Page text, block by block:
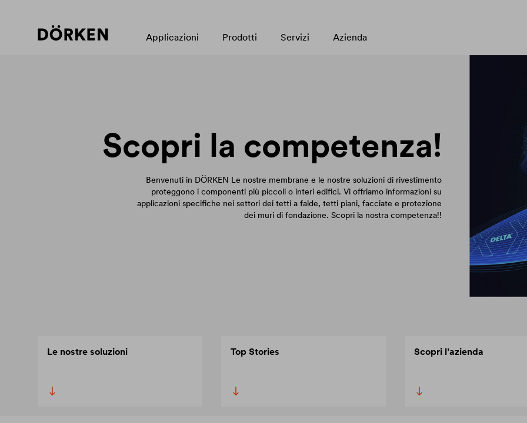
Applicazioni Prodotti Servizi Azienda
Scopri la competenza!
Benvenuti in DÖRKEN Le nostre membrane e le nostre soluzioni di rivestimento
proteggono i componenti più piccoli o interi edifici. Vi offriamo informazioni su
applicazioni specifiche nei settori dei tetti a falde, tetti piani, facciate e protezione
dei muri di fondazione. Scopri la nostra competenza!!
Le nostre soluzioni Top Stories Scopri l’azienda